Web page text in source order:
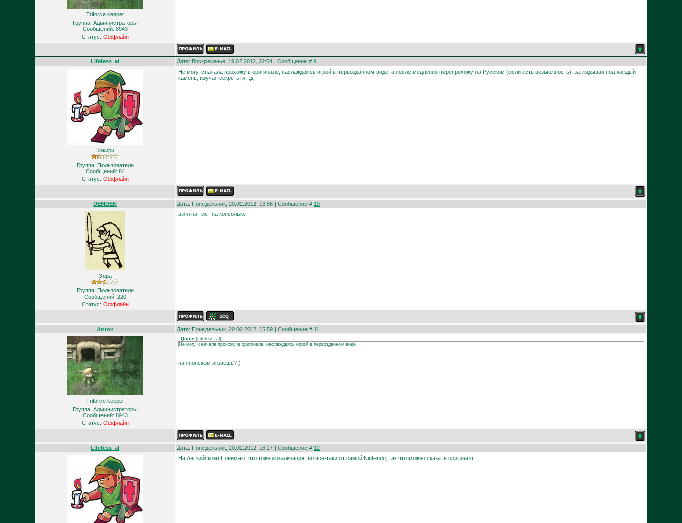
Triforce keeper
Группа: Администраторы
Сообщений: 8943
Статус: Оффлайн
Lifeless_al Дата: Воскресенье, 19.02.2012, 22:54 | Сообщение #9
Кокири
Группа: Пользователи
Сообщений: 84
Статус: Оффлайн
Не могу, сначала прохожу в оригинале, наслаждаясь игрой в первозданном виде, а после медленно перепрохожу на Русском (если есть возможность), заглядывая под каждый
камень, изучая секреты и т.д.
DENDEN Дата: Понедельник, 20.02.2012, 13:56 | Сообщение # 10
Зора
Группа: Пользователи
Сообщений: 220
Статус: Оффлайн
взял на тест на консольке
Anton Дата: Понедельник, 20.02.2012, 15:59 | Сообщение # 11
Triforce keeper
Группа: Администраторы
Сообщений: 8943
Статус: Оффлайн
Quote (Lifeless_al)
Не могу, сначала прохожу в оригинале, наслаждаясь игрой в первозданном виде
на японском играешь? )
Lifeless_al Дата: Понедельник, 20.02.2012, 16:27 | Сообщение # 12
На Английском) Понимаю, что тоже локализация, но все-таки от самой Nintendo, так что можно сказать оригинал)